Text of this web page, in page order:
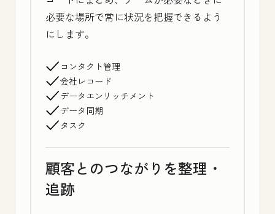
必要な場所で常に状況を把握できるよう
にします。
コンタクト管理
会社レコード
データエンリッチメント
データ同期
タスク
顧客とのつながりを整理・
追跡